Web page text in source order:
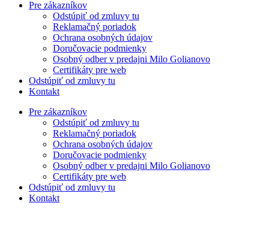
Pre zákazníkov
Odstúpiť od zmluvy tu
Reklamačný poriadok
Ochrana osobných údajov
Doručovacie podmienky
Osobný odber v predajni Milo Golianovo
Certifikáty pre web
Odstúpiť od zmluvy tu
Kontakt
Pre zákazníkov
Odstúpiť od zmluvy tu
Reklamačný poriadok
Ochrana osobných údajov
Doručovacie podmienky
Osobný odber v predajni Milo Golianovo
Certifikáty pre web
Odstúpiť od zmluvy tu
Kontakt